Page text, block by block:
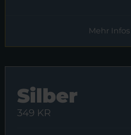
Mehr Infos
Silber
349 KR